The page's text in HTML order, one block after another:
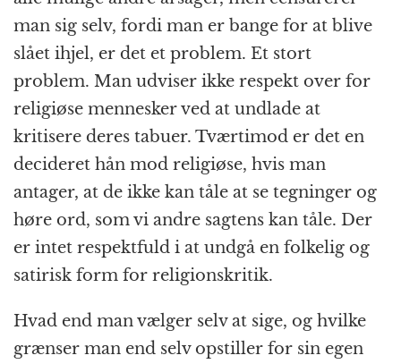
man sig selv, fordi man er bange for at blive
slået ihjel, er det et problem. Et stort
problem. Man udviser ikke respekt over for
religiøse mennesker ved at undlade at
kritisere deres tabuer. Tværtimod er det en
decideret hån mod religiøse, hvis man
antager, at de ikke kan tåle at se tegninger og
høre ord, som vi andre sagtens kan tåle. Der
er intet respektfuld i at undgå en folkelig og
satirisk form for religionskritik.
Hvad end man vælger selv at sige, og hvilke
grænser man end selv opstiller for sin egen